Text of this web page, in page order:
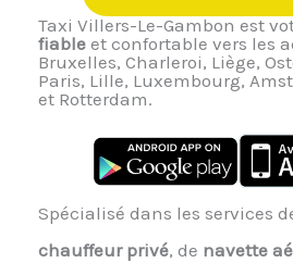
Taxi Villers-Le-Gambon est
fiableet confortable vers les
Bruxelles, Charleroi, Liège,
Paris, Lille, Luxembourg,
et Rotterdam.
Spécialisé dans les services
chauffeur privé, de navette